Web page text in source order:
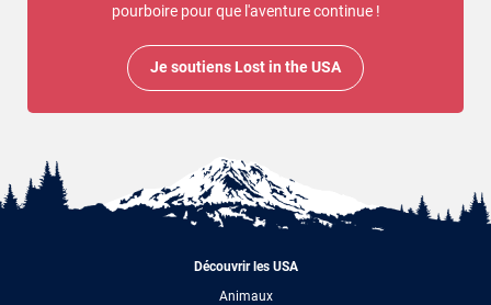
pourboire pour que l'aventure continue !
Je soutiens Lost in the USA
Découvrir les USA
Animaux